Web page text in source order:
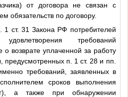
от договора не связан с
обязательств по договору.
1 ст. 31 Закона РФ потребителей
требований
о возврате уплаченной за работу
п. 1 ст. 28 и пп.
требований, заявленных в
сроков выполнения
а также при обнаружении